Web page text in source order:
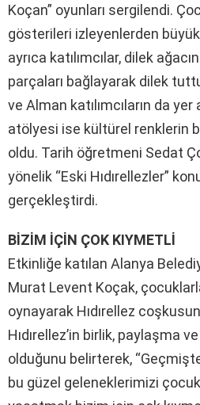
Koçan” oyunları sergilendi.
gösterileri izleyenlerden büyük
ayrıca katılımcılar, dilek
parçaları bağlayarak dilek
ve Alman katılımcıların da
atölyesi ise kültürel renklerin
oldu. Tarih öğretmeni Sedat
yönelik “Eski Hıdırellezler”
gerçekleştirdi.
BİZİM İÇİN ÇOK KIYMETLİ
Etkinliğe katılan Alanya
Murat Levent Koçak,
oynayarak Hıdırellez
Hıdırellez’in birlik, paylaşma
olduğunu belirterek,
bu güzel geleneklerimizi